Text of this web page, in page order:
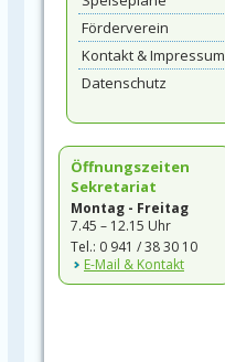
Förderverein
Kontakt & Impressum
Datenschutz
Öffnungszeiten
Sekretariat
Montag - Freitag
7.45 – 12.15 Uhr
Tel.: 0 941 / 38 30 10
E-Mail & Kontakt